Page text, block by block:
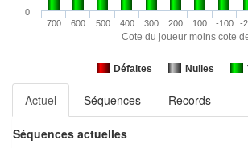
Cote du joueur moins cote
Défaites Nulles
700 600 500 400 300 200 100 -100 -
0
Actuel Séquences Records
Séquences actuelles